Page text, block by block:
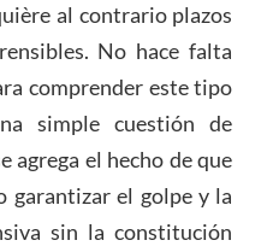
al contrario plazos
No hace falta
comprender este tipo
simple cuestión de
agrega el hecho de que
garantizar el golpe y la
sin la constitución